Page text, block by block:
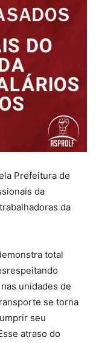
Prefeitura de
da
da
total
unidades de
se torna
seu
atraso do